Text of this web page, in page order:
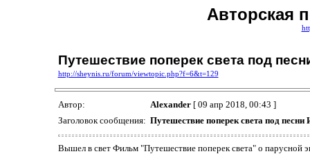
Авторская
Путешествие поперек света под
http://sheynis.ru/forum/viewtopic.php?f=6&t=129
Автор: Alexander[ 09 апр 2018, 00:43 ]
Заголовок сообщения: Путешествие поперек света под
Вышел в свет Фильм "Путешествие поперек света" о парусной